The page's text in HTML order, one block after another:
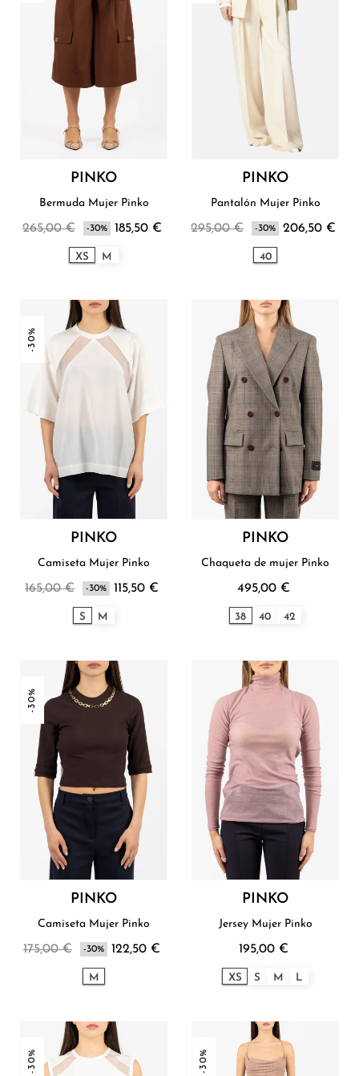
PINKO
Bermuda Mujer Pinko
265,00 € -30% 185,50 €
XS M
PINKO
Pantalón Mujer Pinko
295,00 € -30% 206,50 €
40
-30%
PINKO
Camiseta Mujer Pinko
165,00 € -30% 115,50 €
S M
PINKO
Chaqueta de mujer Pinko
495,00 €
38 40 42
-30%
PINKO
Camiseta Mujer Pinko
175,00 € -30% 122,50 €
M
PINKO
Jersey Mujer Pinko
195,00 €
XS S M L
-30% -30%